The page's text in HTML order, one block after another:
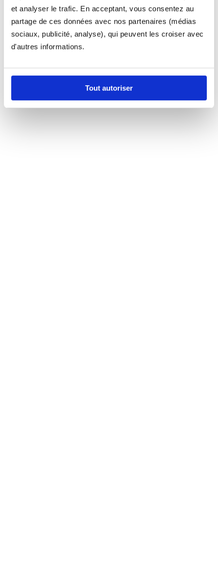
et analyser le trafic. En acceptant, vous consentez au
partage de ces données avec nos partenaires (médias
sociaux, publicité, analyse), qui peuvent les croiser avec
d'autres informations.
Tout autoriser